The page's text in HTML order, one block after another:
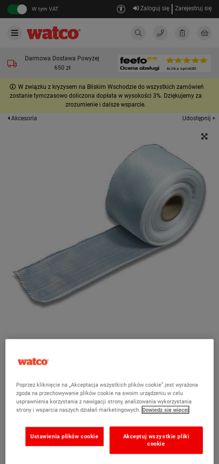
W tym VAT Zaloguj się Zarejestruj się
Darmowa Dostawa Powyżej
650 zł
W związku z kryzysem na Bliskim Wschodzie do wszystkich zamówień
zostanie tymczasowo doliczona dopłata w wysokości 3%. Dziękujemy za
zrozumienie i dalsze wsparcie.
Akcesoria
Udostępnij +
szklanego
Wzmacnia i uszczelnia połączenia oraz pęknięcia w obszarach
wałów ochronnych.
Pomaga zapobiegać wyciekom
Łatwa do cięcia i nakładania
Poprzez kliknięcie na „Akceptacja wszystkich plików cookie” jest wyrażona
zgoda na przechowywanie plików cookie na swoim urządzeniu w celu
usprawnienia korzystania z nawigacji strony, analizowania wykorzystania
strony i wsparcia naszych działań marketingowych. Dowiedz się więcej
Akceptuj wszystkie pliki
cookie
Ustawienia plików cookie